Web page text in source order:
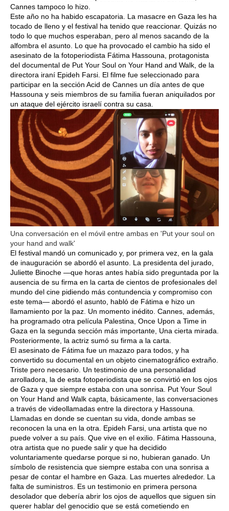
Cannes tampoco lo hizo.
Este año no ha habido escapatoria. La masacre en Gaza les ha
tocado de lleno y el festival ha tenido que reaccionar. Quizás no
todo lo que muchos esperaban, pero al menos sacando de la
alfombra el asunto. Lo que ha provocado el cambio ha sido el
asesinato de la fotoperiodista Fátima Hassouna, protagonista
del documental de Put Your Soul on Your Hand and Walk, de la
directora iraní Epideh Farsi. El filme fue seleccionado para
participar en la sección Acid de Cannes un día antes de que
Hassouna y seis miembros de su familia fueran aniquilados por
un ataque del ejército israelí contra su casa.
Una conversación en el móvil entre ambas en 'Put your soul on
your hand and walk'
El festival mandó un comunicado y, por primera vez, en la gala
de inauguración se abordó el asunto. La presidenta del jurado,
Juliette Binoche —que horas antes había sido preguntada por la
ausencia de su firma en la carta de cientos de profesionales del
mundo del cine pidiendo más contundencia y compromiso con
este tema— abordó el asunto, habló de Fátima e hizo un
llamamiento por la paz. Un momento inédito. Cannes, además,
ha programado otra película Palestina, Once Upon a Time in
Gaza en la segunda sección más importante, Una cierta mirada.
Posteriormente, la actriz sumó su firma a la carta.
El asesinato de Fátima fue un mazazo para todos, y ha
convertido su documental en un objeto cinematográfico extraño.
Triste pero necesario. Un testimonio de una personalidad
arrolladora, la de esta fotoperiodista que se convirtió en los ojos
de Gaza y que siempre estaba con una sonrisa. Put Your Soul
on Your Hand and Walk capta, básicamente, las conversaciones
a través de videollamadas entre la directora y Hassouna.
Llamadas en donde se cuentan su vida, donde ambas se
reconocen la una en la otra. Epideh Farsi, una artista que no
puede volver a su país. Que vive en el exilio. Fátima Hassouna,
otra artista que no puede salir y que ha decidido
voluntariamente quedarse porque si no, hubieran ganado. Un
símbolo de resistencia que siempre estaba con una sonrisa a
pesar de contar el hambre en Gaza. Las muertes alrededor. La
falta de suministros. Es un testimonio en primera persona
desolador que debería abrir los ojos de aquellos que siguen sin
querer hablar del genocidio que se está cometiendo en